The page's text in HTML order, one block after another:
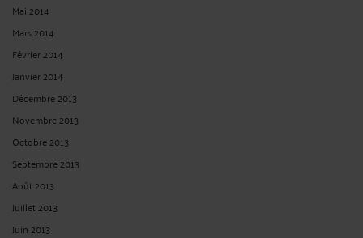
Mai 2014
Mars 2014
Février 2014
Janvier 2014
Décembre 2013
Novembre 2013
Octobre 2013
Septembre 2013
Août 2013
Juillet 2013
Juin 2013